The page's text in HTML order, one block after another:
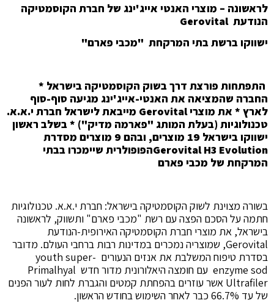
לראשונה – מוצרי האנטי אייג'ינג של חברת הקוסמטיקה
הנודעת Gerovital
ישווקו ברשת בתי המרקחת "מכבי פארם"
התפתחות פורצת דרך בשוק הקוסמטיקה בישראל *
החברה שהמציאה את האנטי-אייג'ינג מגיעה סוף-סוף
לארץ * את מוצרי Gerovital מייבאת לישראל חברת י.א.א.
טכנולוגיות (בעלת המותג "פארמה מדיק") * בשלב ראשון
ישווקו בישראל 19 מוצרים, ובהם 9 מוצרים מסדרת
Gerovital H3Evolutionהפופולרית שיימכרו בבתי
המרקחת של מכבי פארם
בשורה מצוינת לשוק הקוסמטיקה בישראל: חברת י.א.א. טכנולוגיות
חתמה על הסכם הפצה עם רשת "מכבי פארם" ותשווק, לראשונה
בישראל, את מוצרי חברת הקוסמטיקה האירופית-הנודעת
Gerovital, שמוצריה נמכרים במדינות רבות ברחבי העולם.
מדובר
בסדרת טיפוח המשלבת את אנזים הנעורים youth super-
enzyme sod עם חומצה היאלורונית מדור חדש Primalhyal
Ultrafiler אשר עוזרים בהפחתת קמטים והגברת לחות לעור הפנים
של עד 66.7% כבר לאחר השימוש בחודש הראשון.